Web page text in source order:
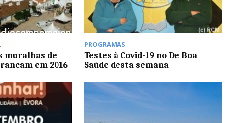
muralhas de
em 2016
PROGRAMAS
Testes à Covid-19 no De Boa
Saúde desta semana